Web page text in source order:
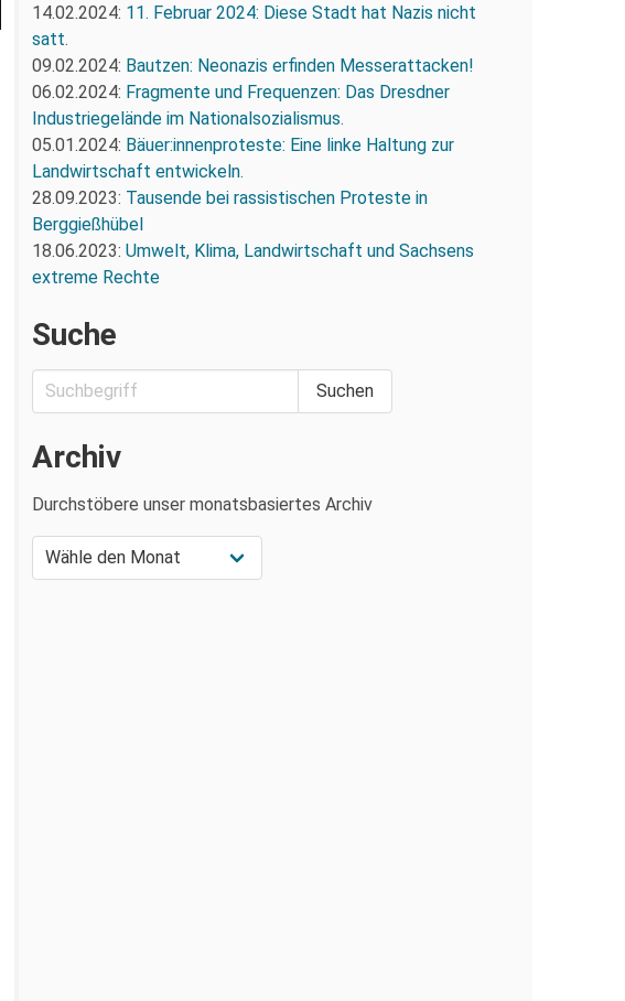
14.02.2024: 11. Februar 2024: Diese Stadt hat Nazis nicht
satt.
09.02.2024: Bautzen: Neonazis erfinden Messerattacken!
06.02.2024: Fragmente und Frequenzen: Das Dresdner
Industriegelände im Nationalsozialismus.
05.01.2024: Bäuer:innenproteste: Eine linke Haltung zur
Landwirtschaft entwickeln.
28.09.2023: Tausende bei rassistischen Proteste in
Berggießhübel
18.06.2023: Umwelt, Klima, Landwirtschaft und Sachsens
extreme Rechte
Suche
Archiv
Durchstöbere unser monatsbasiertes Archiv